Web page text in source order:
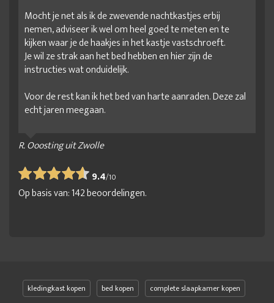
Mocht je net als ik de zwevende nachtkastjes erbij
nemen, adviseer ik wel om heel goed te meten en te
kijken waar je de haakjes in het kastje vastschroeft.
Je wil ze strak aan het bed hebben en hier zijn de
instructies wat onduidelijk.
Voor de rest kan ik het bed van harte aanraden. Deze zal
echt jaren meegaan.
R. Ooosting uit Zwolle
9.4/10
Op basis van:142beoordelingen.
kledingkast kopen bed kopen complete slaapkamer kopen